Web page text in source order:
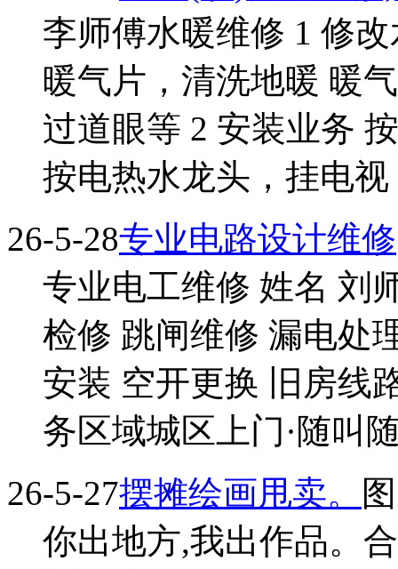
李师傅水暖维修 1 修
暖气片，清洗地暖 暖
过道眼等 2 安装业务
按电热水龙头，挂电
26-5-28专业电路设计维修
专业电工维修 姓名 刘
检修 跳闸维修 漏电处
安装 空开更换 旧房线
务区域城区上门·随叫
26-5-27摆摊绘画甩卖。 图
你出地方,我出作品。